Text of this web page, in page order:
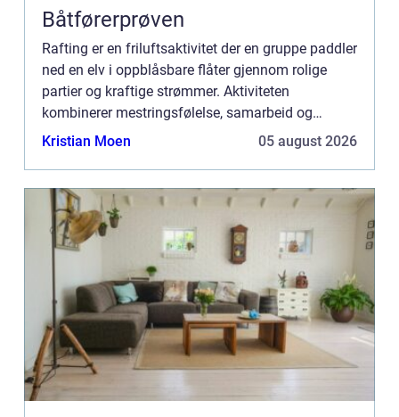
Båtførerprøven
Rafting er en friluftsaktivitet der en gruppe paddler
ned en elv i oppblåsbare flåter gjennom rolige
partier og kraftige strømmer. Aktiviteten
kombinerer mestringsfølelse, samarbeid og
nærkontakt med fossende fjellvann, og har på få
Kristian Moen 05 august 2026